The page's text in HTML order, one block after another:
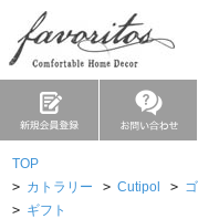
TOP
> カトラリー > Cutipol >
> ギフト